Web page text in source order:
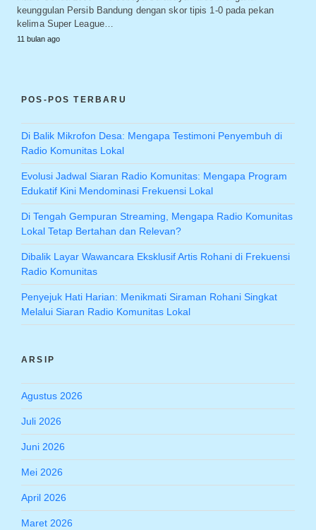
keunggulan Persib Bandung dengan skor tipis 1-0 pada pekan
kelima Super League…
11 bulan ago
POS-POS TERBARU
Di Balik Mikrofon Desa: Mengapa Testimoni Penyembuh di
Radio Komunitas Lokal
Evolusi Jadwal Siaran Radio Komunitas: Mengapa Program
Edukatif Kini Mendominasi Frekuensi Lokal
Di Tengah Gempuran Streaming, Mengapa Radio Komunitas
Lokal Tetap Bertahan dan Relevan?
Dibalik Layar Wawancara Eksklusif Artis Rohani di Frekuensi
Radio Komunitas
Penyejuk Hati Harian: Menikmati Siraman Rohani Singkat
Melalui Siaran Radio Komunitas Lokal
ARSIP
Agustus 2026
Juli 2026
Juni 2026
Mei 2026
April 2026
Maret 2026